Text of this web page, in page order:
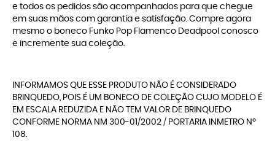
e todos os pedidos são acompanhados para que chegue
em suas mãos com garantia e satisfação. Compre agora
mesmo o boneco Funko Pop Flamenco Deadpool conosco
e incremente sua coleção.
INFORMAMOS QUE ESSE PRODUTO NÃO É CONSIDERADO
BRINQUEDO, POIS É UM BONECO DE COLEÇÃO CUJO MODELO É
EM ESCALA REDUZIDA E NÃO TEM VALOR DE BRINQUEDO
CONFORME NORMA NM 300-01/2002 / PORTARIA INMETRO Nº
108.